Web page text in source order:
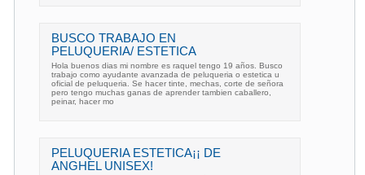
BUSCO TRABAJO EN
PELUQUERIA/ ESTETICA
Hola buenos dias mi nombre es raquel tengo 19 años. Busco
trabajo como ayudante avanzada de peluqueria o estetica u
oficial de peluqueria. Se hacer tinte, mechas, corte de señora
pero tengo muchas ganas de aprender tambien caballero,
peinar, hacer mo
PELUQUERIA ESTETICA¡¡ DE
ANGHEL UNISEX!